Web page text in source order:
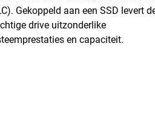
Gekoppeld aan een SSD levert
drive uitzonderlike
en capaciteit.